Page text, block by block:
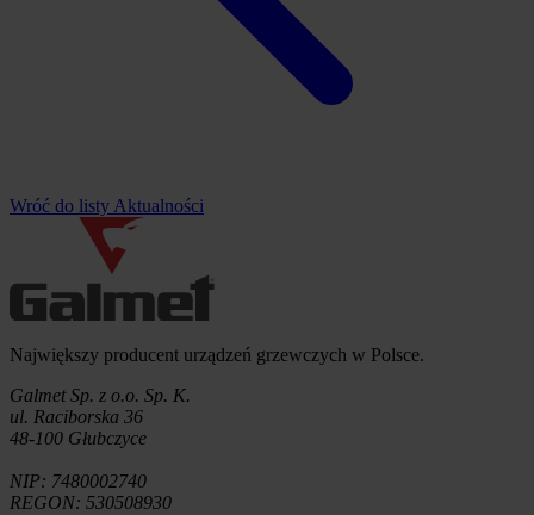
Wróć do listy Aktualności
Informacje o firmie
Największy producent urządzeń grzewczych w Polsce.
Galmet Sp. z o.o. Sp. K.
ul. Raciborska 36
48-100 Głubczyce
NIP: 7480002740
REGON: 530508930